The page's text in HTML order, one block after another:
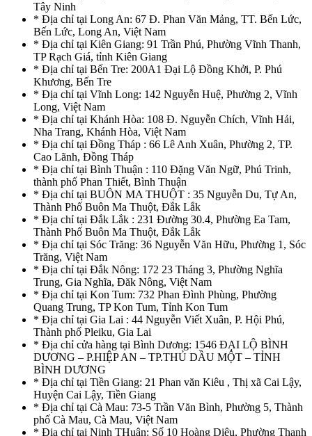
Tây Ninh
* Địa chỉ tại Long An: 67 Đ. Phan Văn Mảng, TT. Bến Lức,
Bến Lức, Long An, Việt Nam
* Địa chỉ tại Kiên Giang: 91 Trần Phú, Phường Vĩnh Thanh,
TP Rạch Giá, tỉnh Kiên Giang
* Địa chỉ tại Bến Tre: 200A1 Đại Lộ Đồng Khởi, P. Phú
Khương, Bến Tre
* Địa chỉ tại Vĩnh Long: 142 Nguyễn Huệ, Phường 2, Vĩnh
Long, Việt Nam
* Địa chỉ tại Khánh Hòa: 108 Đ. Nguyễn Chích, Vĩnh Hải,
Nha Trang, Khánh Hòa, Việt Nam
* Địa chỉ tại Đồng Tháp : 66 Lê Anh Xuân, Phường 2, TP.
Cao Lãnh, Đồng Tháp
* Địa chỉ tại Bình Thuận : 110 Đặng Văn Ngữ, Phú Trinh,
thành phố Phan Thiết, Bình Thuận
* Địa chỉ tại BUÔN MA THUỘT : 35 Nguyễn Du, Tự An,
Thành Phố Buôn Ma Thuột, Đắk Lắk
* Địa chỉ tại Đắk Lắk : 231 Đường 30.4, Phường Ea Tam,
Thành Phố Buôn Ma Thuột, Đắk Lắk
* Địa chỉ tại Sóc Trăng: 36 Nguyễn Văn Hữu, Phường 1, Sóc
Trăng, Việt Nam
* Địa chỉ tại Đắk Nông: 172 23 Tháng 3, Phường Nghĩa
Trung, Gia Nghĩa, Đăk Nông, Việt Nam
* Địa chỉ tại Kon Tum: 732 Phan Đình Phùng, Phường
Quang Trung, TP Kon Tum, Tỉnh Kon Tum
* Địa chỉ tại Gia Lai : 44 Nguyễn Viết Xuân, P. Hội Phú,
Thành phố Pleiku, Gia Lai
* Địa chỉ cửa hàng tại Bình Dương: 1546 ĐẠI LỘ BÌNH
DƯƠNG – P.HIỆP AN – TP.THỦ DẦU MỘT – TỈNH
BÌNH DƯƠNG
* Địa chỉ tại Tiền Giang: 21 Phan văn Kiêu , Thị xã Cai Lậy,
Huyện Cai Lậy, Tiền Giang
* Địa chỉ tại Cà Mau: 73-5 Trần Văn Bình, Phường 5, Thành
phố Cà Mau, Cà Mau, Việt Nam
* Địa chỉ tại Ninh THuận: Số 10 Hoàng Diệu, Phường Thanh